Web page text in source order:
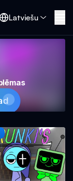
Latviešu